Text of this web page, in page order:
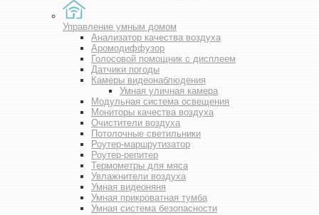
Управление умным домом
Анализатор качества воздуха
Аромодиффузор
Голосовой помощник с дисплеем
Датчики погоды
Камеры видеонаблюдения
Умная уличная камера
Модульная система освещения
Мониторы качества воздуха
Очистители воздуха
Потолочные светильники
Роутер-маршрутизатор
Роутер-репитер
Термометры для мяса
Увлажнители воздуха
Умная видеоняня
Умная прикроватная тумба
Умная система безопасности